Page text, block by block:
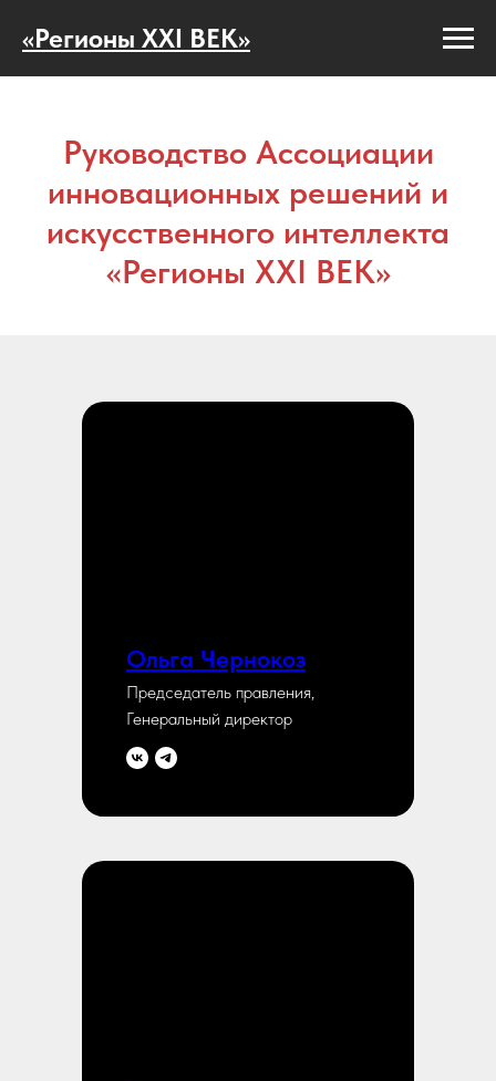
«Регионы XXI ВЕК»
Руководство Ассоциации
инновационных решений и
искусственного интеллекта
«Регионы XXI ВЕК»
Ольга Чернокоз
Председатель правления,
Генеральный директор